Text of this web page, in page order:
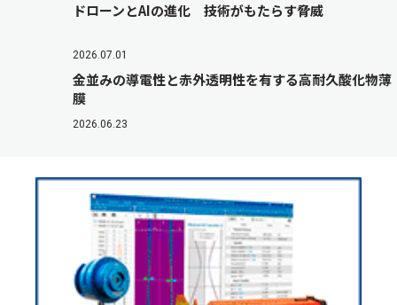
ドローンとAIの進化 技術がもたらす脅威
2026.07.01
金並みの導電性と赤外透明性を有する高耐久酸化物薄
膜
2026.06.23